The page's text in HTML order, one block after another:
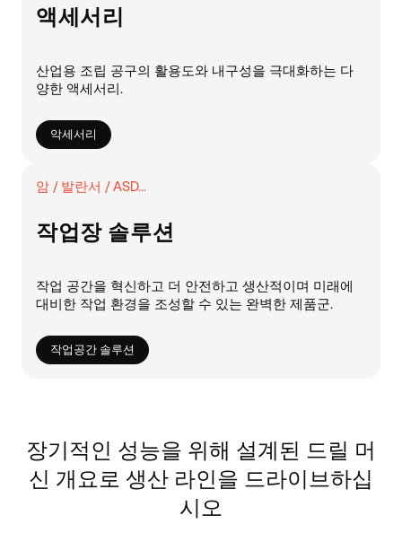
액세서리
산업용 조립 공구의 활용도와 내구성을 극대화하는 다
양한 액세서리.
악세서리
암 / 발란서 / ASD...
작업장 솔루션
작업 공간을 혁신하고 더 안전하고 생산적이며 미래에
대비한 작업 환경을 조성할 수 있는 완벽한 제품군.
작업공간 솔루션
장기적인 성능을 위해 설계된 드릴 머
신 개요로 생산 라인을 드라이브하십
시오